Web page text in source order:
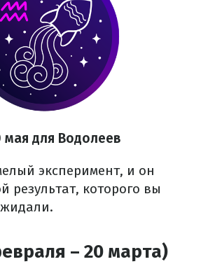
мая для Водолеев
эксперимент, и он
результат, которого вы
– 20 марта)